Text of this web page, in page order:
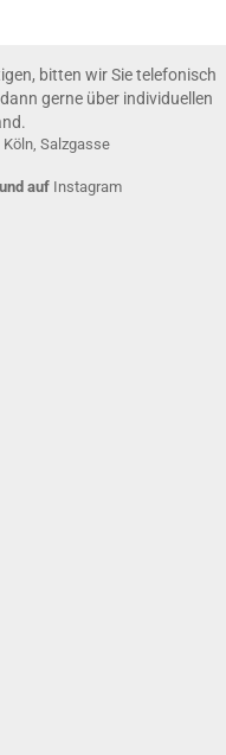
bitten wir Sie telefonisch
gerne über individuellen
Köln, Salzgasse
und auf Instagram